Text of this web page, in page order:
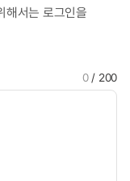
해서는 로그인을
0/ 200